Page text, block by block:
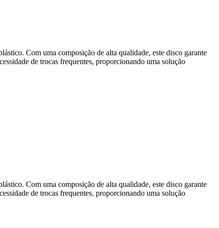
Com uma composição de alta qualidade, este disco garante
de trocas frequentes, proporcionando uma solução
Com uma composição de alta qualidade, este disco garante
de trocas frequentes, proporcionando uma solução